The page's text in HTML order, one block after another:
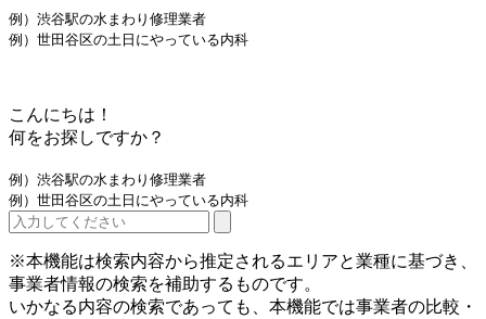
例）渋谷駅の水まわり修理業者
例）世田谷区の土日にやっている内科
こんにちは！
何をお探しですか？
例）渋谷駅の水まわり修理業者
例）世田谷区の土日にやっている内科
※本機能は検索内容から推定されるエリアと業種に基づき、
事業者情報の検索を補助するものです。
いかなる内容の検索であっても、本機能では事業者の比較・